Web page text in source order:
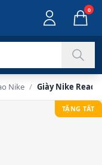
0
Nike / Giày Nike
TẶNG TẤT